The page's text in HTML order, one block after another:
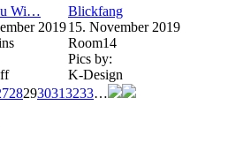
Wi…
2019
Blickfang
15. November 2019
Room14
Pics by:
K-Design
282930313233…